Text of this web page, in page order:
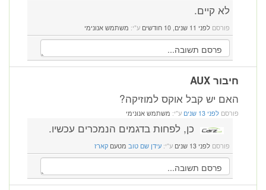
לא קיים.
פורסם לפני 11 שנים, 10 חודשים ע"י: משתמש אנונימי
חיבור AUX
האם יש קבל אוקס למוזיקה?
פורסם לפני 13 שנים ע"י: משתמש אנונימי
כן, לפחות בדגמים הנמכרים עכשיו.
פורסם לפני 13 שנים ע"י: עידן שם טוב מטעם קארז